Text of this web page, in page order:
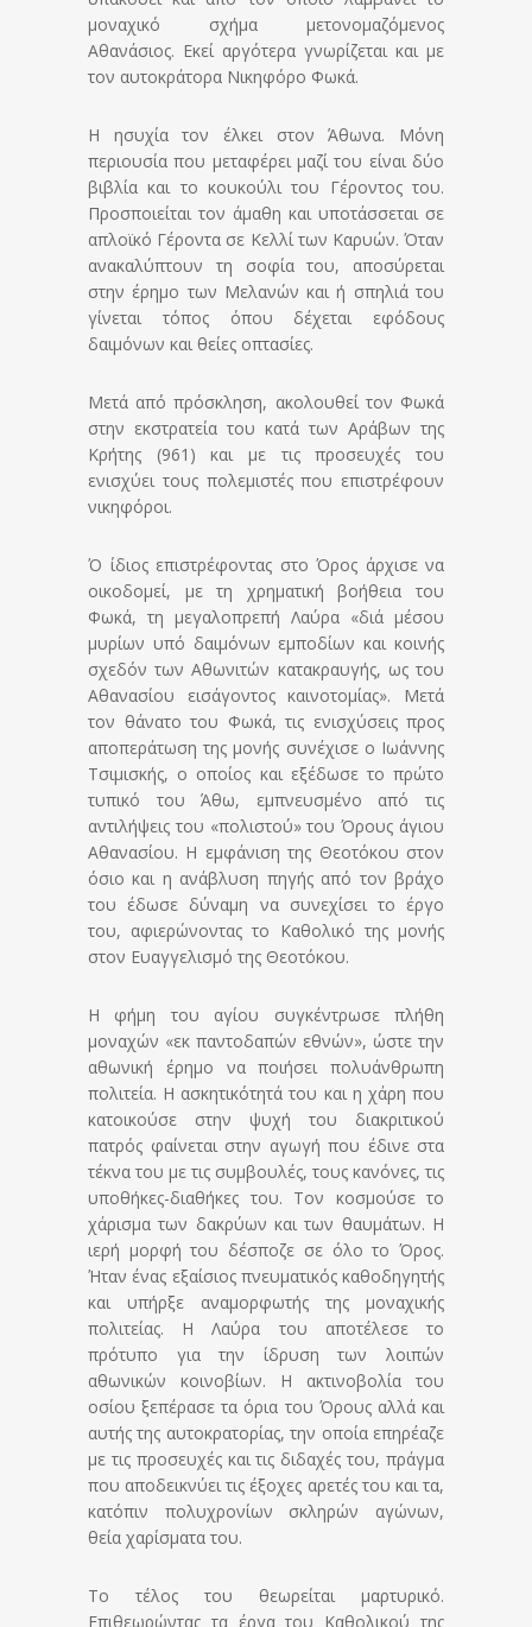
μοναχικό σχήμα μετονομαζόμενος
Αθανάσιος. Εκεί αργότερα γνωρίζεται και με
τον αυτοκράτορα Νικηφόρο Φωκά.
Η ησυχία τον έλκει στον Άθωνα. Μόνη
περιουσία που μεταφέρει μαζί του είναι δύο
βιβλία και το κουκούλι του Γέροντος του.
Προσποιείται τον άμαθη και υποτάσσεται σε
απλοϊκό Γέροντα σε Κελλί των Καρυών. Όταν
ανακαλύπτουν τη σοφία του, αποσύρεται
στην έρημο των Μελανών και ή σπηλιά του
γίνεται τόπος όπου δέχεται εφόδους
δαιμόνων και θείες οπτασίες.
Μετά από πρόσκληση, ακολουθεί τον Φωκά
στην εκστρατεία του κατά των Αράβων της
Κρήτης (961) και με τις προσευχές του
ενισχύει τους πολεμιστές που επιστρέφουν
νικηφόροι.
Ό ίδιος επιστρέφοντας στο Όρος άρχισε να
οικοδομεί, με τη χρηματική βοήθεια του
Φωκά, τη μεγαλοπρεπή Λαύρα «διά μέσου
μυρίων υπό δαιμόνων εμποδίων και κοινής
σχεδόν των Αθωνιτών κατακραυγής, ως του
Αθανασίου εισάγοντος καινοτομίας». Μετά
τον θάνατο του Φωκά, τις ενισχύσεις προς
αποπεράτωση της μονής συνέχισε ο Ιωάννης
Τσιμισκής, ο οποίος και εξέδωσε το πρώτο
τυπικό του Άθω, εμπνευσμένο από τις
αντιλήψεις του «πολιστού» του Όρους άγιου
Αθανασίου. Η εμφάνιση της Θεοτόκου στον
όσιο και η ανάβλυση πηγής από τον βράχο
του έδωσε δύναμη να συνεχίσει το έργο
του, αφιερώνοντας το Καθολικό της μονής
στον Ευαγγελισμό της Θεοτόκου.
Η φήμη του αγίου συγκέντρωσε πλήθη
μοναχών «εκ παντοδαπών εθνών», ώστε την
αθωνική έρημο να ποιήσει πολυάνθρωπη
πολιτεία. Η ασκητικότητά του και η χάρη που
κατοικούσε στην ψυχή του διακριτικού
πατρός φαίνεται στην αγωγή που έδινε στα
τέκνα του με τις συμβουλές, τους κανόνες, τις
υποθήκες-διαθήκες του. Τον κοσμούσε το
χάρισμα των δακρύων και των θαυμάτων. Η
ιερή μορφή του δέσποζε σε όλο το Όρος.
Ήταν ένας εξαίσιος πνευματικός καθοδηγητής
και υπήρξε αναμορφωτής της μοναχικής
πολιτείας. Η Λαύρα του αποτέλεσε το
πρότυπο για την ίδρυση των λοιπών
αθωνικών κοινοβίων. Η ακτινοβολία του
οσίου ξεπέρασε τα όρια του Όρους αλλά και
αυτής της αυτοκρατορίας, την οποία επηρέαζε
με τις προσευχές και τις διδαχές του, πράγμα
που αποδεικνύει τις έξοχες αρετές του και τα,
κατόπιν πολυχρονίων σκληρών αγώνων,
θεία χαρίσματα του.
Το τέλος του θεωρείται μαρτυρικό.
Επιθεωρώντας τα έργα του Καθολικού της